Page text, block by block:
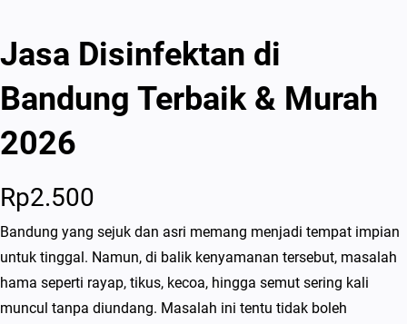
Jasa Disinfektan di
Bandung Terbaik & Murah
2026
Rp2.500
Bandung yang sejuk dan asri memang menjadi tempat impian
untuk tinggal. Namun, di balik kenyamanan tersebut, masalah
hama seperti rayap, tikus, kecoa, hingga semut sering kali
muncul tanpa diundang. Masalah ini tentu tidak boleh